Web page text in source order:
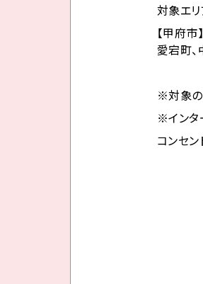
対象エリ
【甲府市】
愛宕町
※対象の
※インタ
コンセン